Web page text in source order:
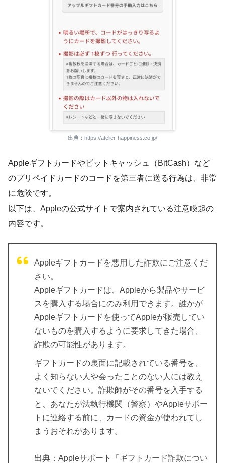
出典：https://atelier-happiness.co.jp/
Appleギフトカードやビットキャッシュ（BitCash）など
のプリペイドカードのコードを第三者に送る行為は、非常
に危険です。
以下は、Appleの公式サイトで案内されている注意喚起の
内容です。
Appleギフトカードを悪用した詐欺にご注意くだ
さい。
Appleギフトカードは、Appleから製品やサービ
スを購入する場合にのみ利用できます。誰かが
Appleギフトカードを使ってAppleが販売してい
ないものを購入するように要求してきた場合、
詐欺の可能性があります。
ギフトカードの裏面に記載されている番号を、
よく知らない人や会ったことのない人には教え
ないでください。詐欺師がその番号を入手する
と、あなたが法執行機関（警察）やAppleサポー
トに連絡する前に、カードの資金が使われてし
まうおそれがあります。
出典：Appleサポート「ギフトカード詐欺につい